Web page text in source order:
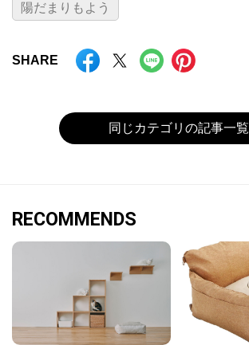
陽だまりもよう
SHARE
同じカテゴリの記事一覧
RECOMMENDS